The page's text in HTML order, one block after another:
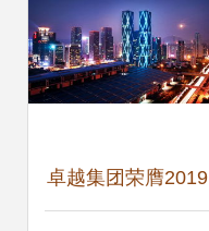
卓越集团荣膺2019